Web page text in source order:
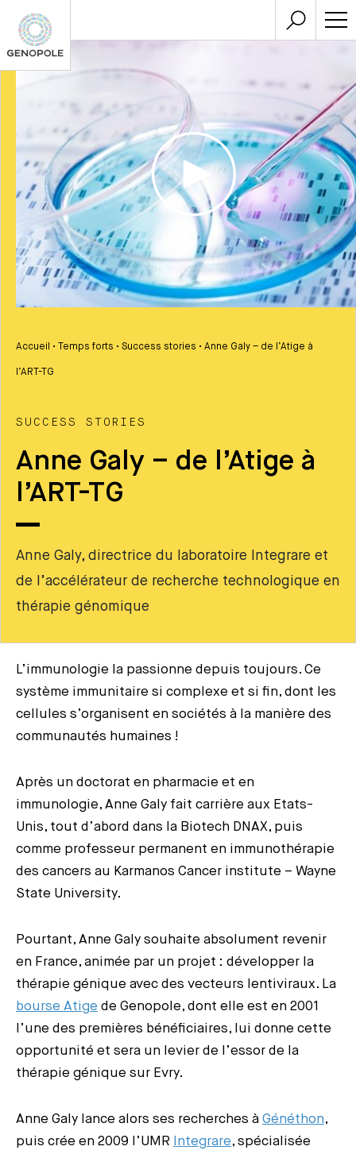
Accueil • Temps forts • Success stories • Anne Galy – de l’Atige à
l’ART-TG
SUCCESS STORIES
Anne Galy – de l’Atige à
l’ART-TG
Anne Galy, directrice du laboratoire Integrare et
de l’accélérateur de recherche technologique en
thérapie génomique
L’immunologie la passionne depuis toujours. Ce
système immunitaire si complexe et si fin, dont les
cellules s’organisent en sociétés à la manière des
communautés humaines !
Après un doctorat en pharmacie et en
immunologie, Anne Galy fait carrière aux Etats-
Unis, tout d’abord dans la Biotech DNAX, puis
comme professeur permanent en immunothérapie
des cancers au Karmanos Cancer institute – Wayne
State University.
Pourtant, Anne Galy souhaite absolument revenir
en France, animée par un projet : développer la
thérapie génique avec des vecteurs lentiviraux. La
bourse Atige de Genopole, dont elle est en 2001
l’une des premières bénéficiaires, lui donne cette
opportunité et sera un levier de l’essor de la
thérapie génique sur Evry.
Anne Galy lance alors ses recherches à Généthon,
puis crée en 2009 l’UMR
Integrare, spécialisée